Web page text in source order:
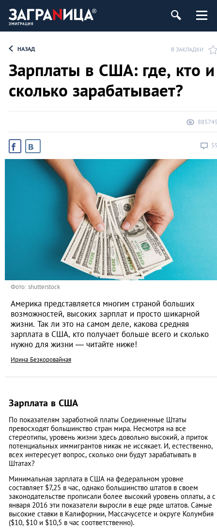
НАЗАД В ЗАКЛАДКИ
Зарплаты в США: где, кто и
сколько зарабатывает?
Фото: shutterstock
Америка представляется многим страной больших
возможностей, высоких зарплат и просто шикарной
жизни. Так ли это на самом деле, какова средняя
зарплата в США, кто получает больше всего и сколько
нужно для жизни — читайте ниже!
Ирина Безкоровайная
Зарплата в США
По показателям заработной платы Соединенные Штаты
превосходят большинство стран мира. Несмотря на все
стереотипы, уровень жизни здесь довольно высокий, а приток
потенциальных иммигрантов никак не иссякает. И, естественно,
всех интересует вопрос, сколько они будут зарабатывать в
Штатах?
Минимальная зарплата в США на федеральном уровне
составляет $7,25 в час, однако большинство штатов в своем
законодательстве прописали более высокий уровень оплаты, а с
января 2016 эти показатели выросли в еще ряде штатов. Самые
высокие ставки в Калифорнии, Массачусетсе и округе Колумбия
($10, $10 и $10,5 в час соответственно).